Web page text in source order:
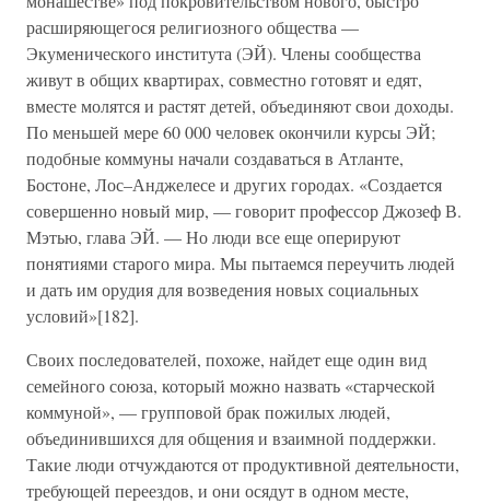
расширяющегося религиозного общества —
Экуменического института (ЭЙ). Члены сообщества
живут в общих квартирах, совместно готовят и едят,
вместе молятся и растят детей, объединяют свои доходы.
По меньшей мере 60 000 человек окончили курсы ЭЙ;
подобные коммуны начали создаваться в Атланте,
Бостоне, Лос–Анджелесе и других городах. «Создается
совершенно новый мир, — говорит профессор Джозеф В.
Мэтью, глава ЭЙ. — Но люди все еще оперируют
понятиями старого мира. Мы пытаемся переучить людей
и дать им орудия для возведения новых социальных
условий»[182].
Своих последователей, похоже, найдет еще один вид
семейного союза, который можно назвать «старческой
коммуной», — групповой брак пожилых людей,
объединившихся для общения и взаимной поддержки.
Такие люди отчуждаются от продуктивной деятельности,
требующей переездов, и они осядут в одном месте,